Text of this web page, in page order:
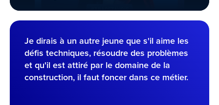
Je dirais à un autre jeune que s'il aime les
défis techniques, résoudre des problèmes
et qu'il est attiré par le domaine de la
construction, il faut foncer dans ce métier.